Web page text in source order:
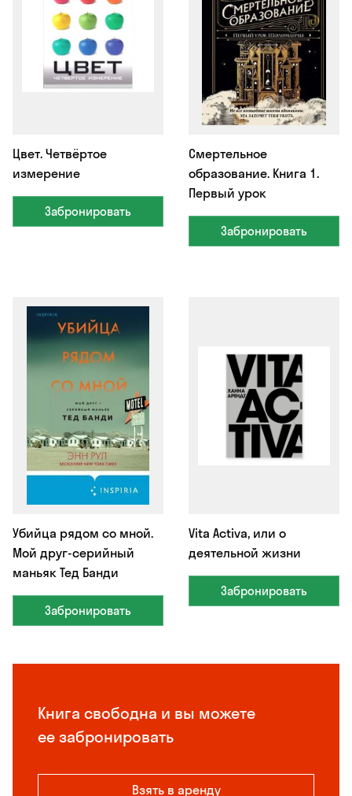
Книга свободна и вы можете
ее забронировать
Взять в аренду
Цвет. Четвёртое
измерение
Забронировать
Смертельное
образование. Книга 1.
Первый урок
Забронировать
Убийца рядом со мной.
Мой друг-серийный
маньяк Тед Банди
Забронировать
Vita Activa, или о
деятельной жизни
Забронировать